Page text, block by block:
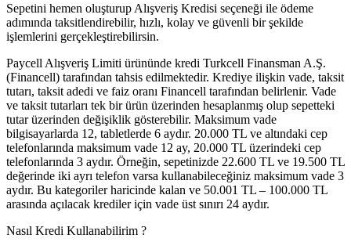
Sepetini hemen oluşturup Alışveriş Kredisi seçeneği ile ödeme
adımında taksitlendirebilir, hızlı, kolay ve güvenli bir şekilde
işlemlerini gerçekleştirebilirsin.
Paycell Alışveriş Limiti ürününde kredi Turkcell Finansman A.Ş.
(Financell) tarafından tahsis edilmektedir. Krediye ilişkin vade, taksit
tutarı, taksit adedi ve faiz oranı Financell tarafından belirlenir. Vade
ve taksit tutarları tek bir ürün üzerinden hesaplanmış olup sepetteki
tutar üzerinden değişiklik gösterebilir. Maksimum vade
bilgisayarlarda 12, tabletlerde 6 aydır. 20.000 TL ve altındaki cep
telefonlarında maksimum vade 12 ay, 20.000 TL üzerindeki cep
telefonlarında 3 aydır. Örneğin, sepetinizde 22.600 TL ve 19.500 TL
değerinde iki ayrı telefon varsa kullanabileceğiniz maksimum vade 3
aydır. Bu kategoriler haricinde kalan ve 50.001 TL – 100.000 TL
arasında açılacak krediler için vade üst sınırı 24 aydır.
Nasıl Kredi Kullanabilirim ?